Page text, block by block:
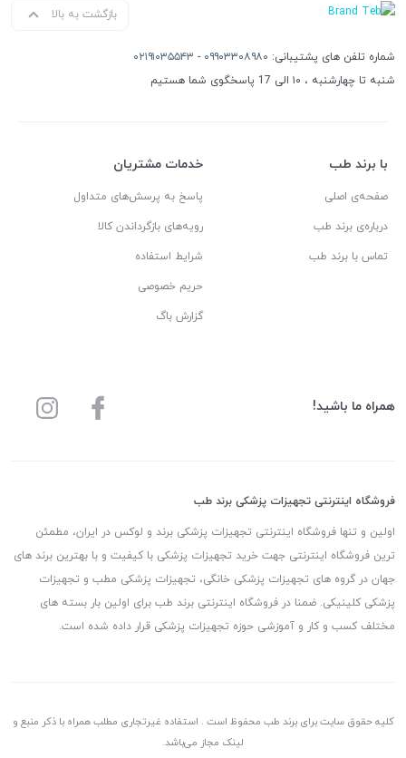
بازگشت به بالا
شماره تلفن های پشتیبانی: ۰۹۹۰۳۳۰۸۹۸۰ - ۰۲۱۹۱۰۳۵۵۴۳
شنبه تا چهارشنبه ، ۱۰ الی 17 پاسخگوی شما هستیم
با برند طب
صفحه‌ی اصلی
درباره‌ی برند طب
تماس با برند طب
خدمات مشتریان
پاسخ به پرسش‌های متداول
رویه‌های بازگرداندن کالا
شرایط استفاده
حریم خصوصی
گزارش باگ
همراه ما باشید!
فروشگاه اینترنتی تجهیزات پزشکی برند طب
اولین و تنها فروشگاه اینترنتی تجهیزات پزشکی برند و لوکس در ایران، مطمئن
ترین فروشگاه اینترنتی جهت خرید تجهیزات پزشکی با کیفیت و با بهترین برند های
جهان در گروه های تجهیزات پزشکی خانگی، تجهیزات پزشکی مطب و تجهیزات
پزشکی کلینیکی. ضمنا در فروشگاه اینترنتی برند طب برای اولین بار بسته های
مختلف کسب و کار و آموزشی حوزه تجهیزات پزشکی قرار داده شده است.
کلیه حقوق سایت برای برند طب محفوظ است . استفاده غیرتجاری مطلب همراه با ذکر منبع و
لینک مجاز می‌باشد.